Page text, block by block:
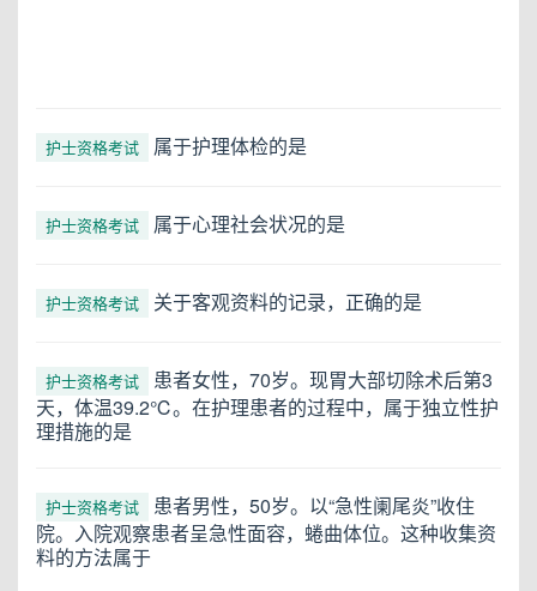
护士资格考试 属于护理体检的是
护士资格考试 属于心理社会状况的是
护士资格考试 关于客观资料的记录，正确的是
护士资格考试
患者女性，70岁。现胃大部切除术后第3
天，体温39.2℃。在护理患者的过程中，属于独立性护
理措施的是
护士资格考试
患者男性，50岁。以“急性阑尾炎”收住
院。入院观察患者呈急性面容，蜷曲体位。这种收集资
料的方法属于